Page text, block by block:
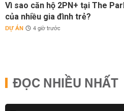
Vì sao căn hộ 2PN+ tại The
của nhiều gia đình trẻ?
DỰ ÁN 4 giờ trước
ĐỌC NHIỀU NHẤT